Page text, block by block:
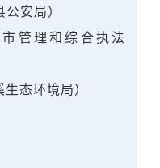
安局）
管理和综合执法
态环境局）